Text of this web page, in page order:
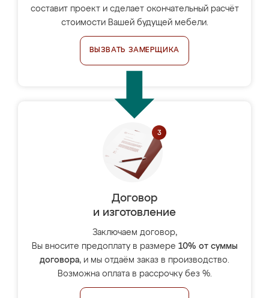
составит проект и сделает окончательный расчёт
стоимости Вашей будущей мебели.
ВЫЗВАТЬ ЗАМЕРЩИКА
Договор
и изготовление
Заключаем договор,
Вы вносите предоплату в размере 10% от суммы
договора, и мы отдаём заказ в производство.
Возможна оплата в рассрочку без %.